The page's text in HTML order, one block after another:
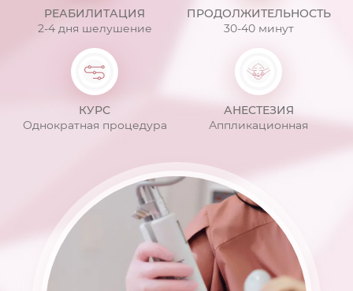
РЕАБИЛИТАЦИЯ
2-4 дня шелушение
ПРОДОЛЖИТЕЛЬНОСТЬ
30-40 минут
КУРС
Однократная процедура
АНЕСТЕЗИЯ
Аппликационная